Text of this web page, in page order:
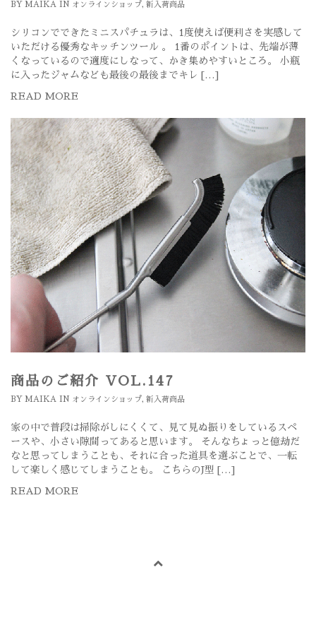
BY MAIKA IN オンラインショップ, 新入荷商品
シリコンでできたミニスパチュラは、1度使えば便利さを実感して
いただける優秀なキッチンツール 。 1番のポイントは、先端が薄
くなっているので適度にしなって、かき集めやすいところ。 小瓶
に入ったジャムなども最後の最後までキレ […]
READ MORE
商品のご紹介 VOL.147
BY MAIKA IN オンラインショップ, 新入荷商品
家の中で普段は掃除がしにくくて、見て見ぬ振りをしているスペ
ースや、小さい隙間ってあると思います。 そんなちょっと億劫だ
なと思ってしまうことも、それに合った道具を選ぶことで、一転
して楽しく感じてしまうことも。 こちらのJ型 […]
READ MORE